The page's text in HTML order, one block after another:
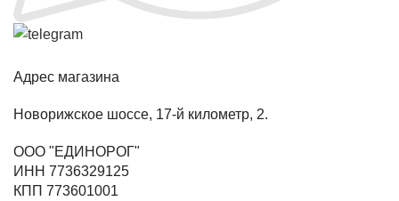
Адрес магазина
Новорижское шоссе, 17-й километр, 2.
ООО "ЕДИНОРОГ"
ИНН 7736329125
КПП 773601001